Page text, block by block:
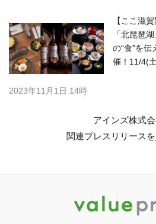
【ここ滋
「北琵琶
の“食”を
催！11/4(
2023年11月1日 14時
アインズ株式
関連プレスリリースを